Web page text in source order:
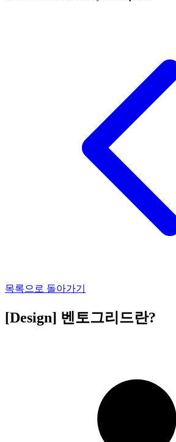
목록으로 돌아가기
[Design] 벤토그리드란?